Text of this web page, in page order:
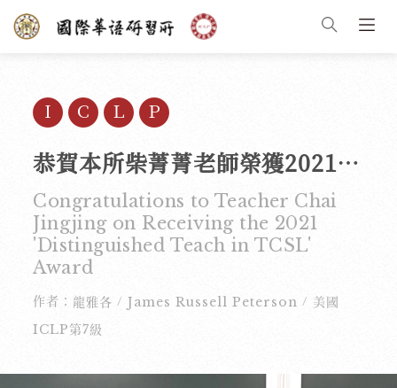
ＩＣＬＰ
恭賀本所柴菁菁老師榮獲2021年臺灣對外華語優良教師「華育獎」殊榮
Congratulations to Teacher Chai
Jingjing on Receiving the 2021
'Distinguished Teach in TCSL'
Award
作者： 龍雅各 / James Russell Peterson / 美國
ICLP第7級